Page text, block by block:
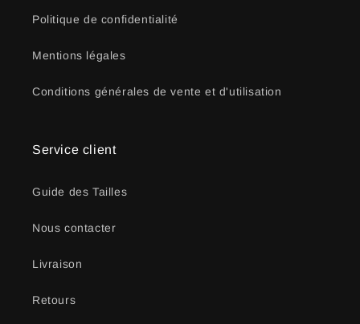
Politique de confidentialité
Mentions légales
Conditions générales de vente et d'utilisation
Service client
Guide des Tailles
Nous contacter
Livraison
Retours